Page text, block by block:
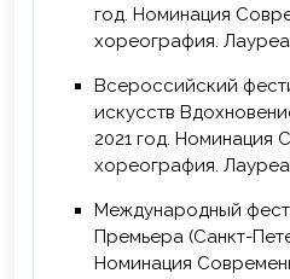
год. Номинация
хореография.
Всероссийский фестиваль-конкурс
искусств
2021 год. Номинация
хореография.
Международный фестиваль-конкурс
Премьера (Санкт-
Номинация